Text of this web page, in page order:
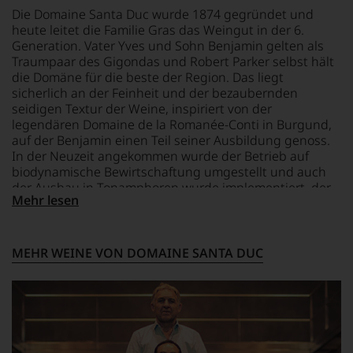
zu
unterstreichen,
auf
welch
hohem
Niveau
sich
unsere
Weinselektion
bewegt.
Das
aber
genügt
uns
Wir
haben
festgestellt,
dass
Bewertung
Innovationsgeist
Weinjournalismus
und
Weinbewertung
revolutioniert.
Der
studierte
Rechtsanwalt
verstand
sich
als
Sprachrohr
des
schuf
1978
den
Newsletter
Advocate«,
BIO KENNZEICHNUNG
HÄNDLER
DE-ÖKO-006
BIO KENNZEICHNUNG
PRODUKT
FR-BIO-01
0,75 L
GESCHMACK
trocken
Die Domaine Santa Duc wurde 1874 gegründet und
heute leitet die Familie Gras das Weingut in der 6.
Generation. Vater Yves und Sohn Benjamin gelten als
Traumpaar des Gigondas und Robert Parker selbst hält
die Domäne für die beste der Region. Das liegt
sicherlich an der Feinheit und der bezaubernden
seidigen Textur der Weine, inspiriert von der
legendären Domaine de la Romanée-Conti in Burgund,
auf der Benjamin einen Teil seiner Ausbildung genoss.
In der Neuzeit angekommen wurde der Betrieb auf
biodynamische Bewirtschaftung umgestellt und auch
der Ausbau in Tonamphoren wurde implementiert, der
den Weinen von Santa Duc so einen wunderschönen
Mehr lesen
MEHR WEINE VON DOMAINE SANTA DUC